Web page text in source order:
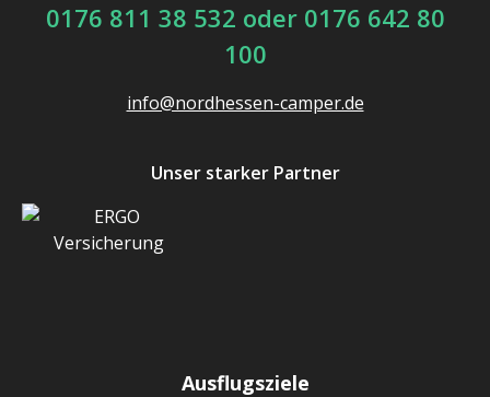
0176 811 38 532 oder 0176 642 80
100
info@nordhessen-camper.de
Unser starker Partner
Ausflugsziele